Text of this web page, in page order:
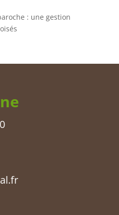
: une gestion